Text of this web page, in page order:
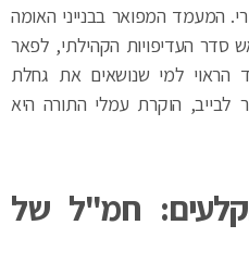
המעמד המפואר בבנייני האומה
סדר העדיפויות הקהילתי, לפאר
למי שנושאים את גחלת
לבייב, הוקרת עמלי התורה היא
חמ"ל של